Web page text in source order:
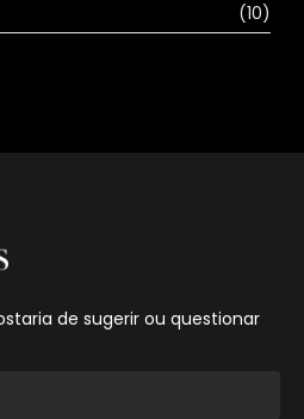
(10)
de sugerir ou questionar